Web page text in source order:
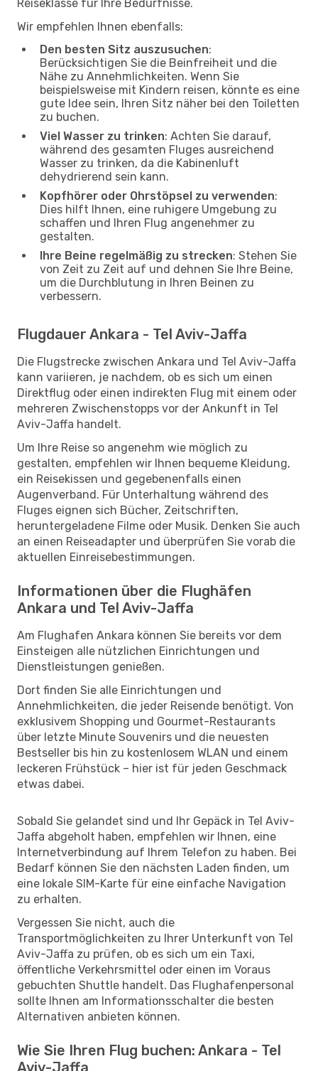
Reiseklasse für Ihre Bedürfnisse.
Wir empfehlen Ihnen ebenfalls:
Den besten Sitz auszusuchen:
Berücksichtigen Sie die Beinfreiheit und die
Nähe zu Annehmlichkeiten. Wenn Sie
beispielsweise mit Kindern reisen, könnte es eine
gute Idee sein, Ihren Sitz näher bei den Toiletten
zu buchen.
Viel Wasser zu trinken: Achten Sie darauf,
während des gesamten Fluges ausreichend
Wasser zu trinken, da die Kabinenluft
dehydrierend sein kann.
Kopfhörer oder Ohrstöpsel zu verwenden:
Dies hilft Ihnen, eine ruhigere Umgebung zu
schaffen und Ihren Flug angenehmer zu
gestalten.
Ihre Beine regelmäßig zu strecken: Stehen Sie
von Zeit zu Zeit auf und dehnen Sie Ihre Beine,
um die Durchblutung in Ihren Beinen zu
verbessern.
Flugdauer Ankara - Tel Aviv-Jaffa
Die Flugstrecke zwischen Ankara und Tel Aviv-Jaffa
kann variieren, je nachdem, ob es sich um einen
Direktflug oder einen indirekten Flug mit einem oder
mehreren Zwischenstopps vor der Ankunft in Tel
Aviv-Jaffa handelt.
Um Ihre Reise so angenehm wie möglich zu
gestalten, empfehlen wir Ihnen bequeme Kleidung,
ein Reisekissen und gegebenenfalls einen
Augenverband. Für Unterhaltung während des
Fluges eignen sich Bücher, Zeitschriften,
heruntergeladene Filme oder Musik. Denken Sie auch
an einen Reiseadapter und überprüfen Sie vorab die
aktuellen Einreisebestimmungen.
Informationen über die Flughäfen
Ankara und Tel Aviv-Jaffa
Am Flughafen Ankara können Sie bereits vor dem
Einsteigen alle nützlichen Einrichtungen und
Dienstleistungen genießen.
Dort finden Sie alle Einrichtungen und
Annehmlichkeiten, die jeder Reisende benötigt. Von
exklusivem Shopping und Gourmet-Restaurants
über letzte Minute Souvenirs und die neuesten
Bestseller bis hin zu kostenlosem WLAN und einem
leckeren Frühstück – hier ist für jeden Geschmack
etwas dabei.
Sobald Sie gelandet sind und Ihr Gepäck in Tel Aviv-
Jaffa abgeholt haben, empfehlen wir Ihnen, eine
Internetverbindung auf Ihrem Telefon zu haben. Bei
Bedarf können Sie den nächsten Laden finden, um
eine lokale SIM-Karte für eine einfache Navigation
zu erhalten.
Vergessen Sie nicht, auch die
Transportmöglichkeiten zu Ihrer Unterkunft von Tel
Aviv-Jaffa zu prüfen, ob es sich um ein Taxi,
öffentliche Verkehrsmittel oder einen im Voraus
gebuchten Shuttle handelt. Das Flughafenpersonal
sollte Ihnen am Informationsschalter die besten
Alternativen anbieten können.
Wie Sie Ihren Flug buchen: Ankara - Tel
Aviv-Jaffa